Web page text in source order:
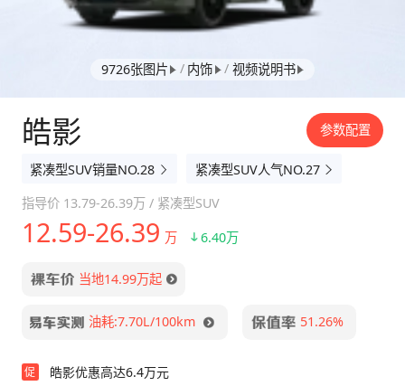
9726张图片 / 内饰 / 视频说明书
皓影 参数配置
紧凑型SUV销量NO.28
紧凑型SUV人气NO.27
指导价 13.79-26.39万 / 紧凑型SUV
12.59-26.39 万 6.40万
当地14.99万起
油耗:7.70L/100km 51.26%
促 皓影优惠高达6.4万元